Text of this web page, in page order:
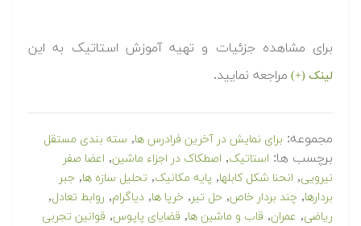
برای مشاهده جزئیات و تهیه آموزش استاتیک به این
لینک (+) مراجعه نمایید.
مجموعه: برای نمایش در آخرین فرادرس ها, سته بندی مستقل
برچسب ها: استاتیک, اصطکاک در اجزاء ماشین, اعضا صفر
نیرویی, انحنا شکل کابلها, پایه مکانیک, تحلیل سازه ها, جبر
بردارها, چند بردار خاص, حل تیر, خرپا ها, دیاگرام, روابط تعادل,
ریاضی, عمران, قاب و ماشین ها, قضایای پاپوس, قوانین تجربی